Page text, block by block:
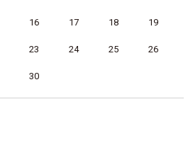
16 17 18 19
23 24 25 26
30